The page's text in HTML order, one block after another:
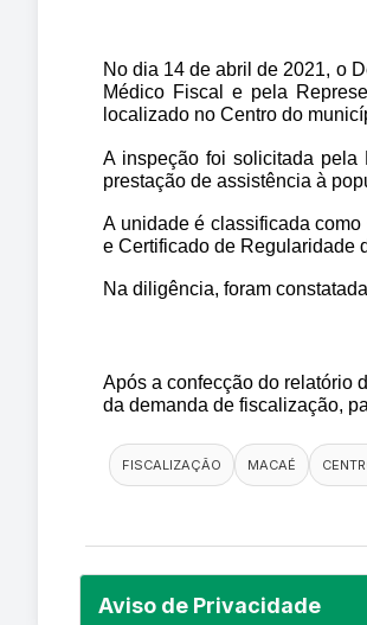
Aviso de Privacidade
No dia 14 de abril de 2021, o
Médico Fiscal e pela
localizado no Centro do
A inspeção foi solicitada
prestação de assistência à
A unidade é classificada
e Certificado de Regularidade
Na diligência, foram
Após a confecção do relatório
da demanda de fiscalização,
FISCALIZAÇÃO MACAÉ